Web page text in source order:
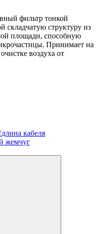
фильтр тонкой
складчатую структуру из
площади, способную
Принимает на
воздуха от
кабеля
жемчуг